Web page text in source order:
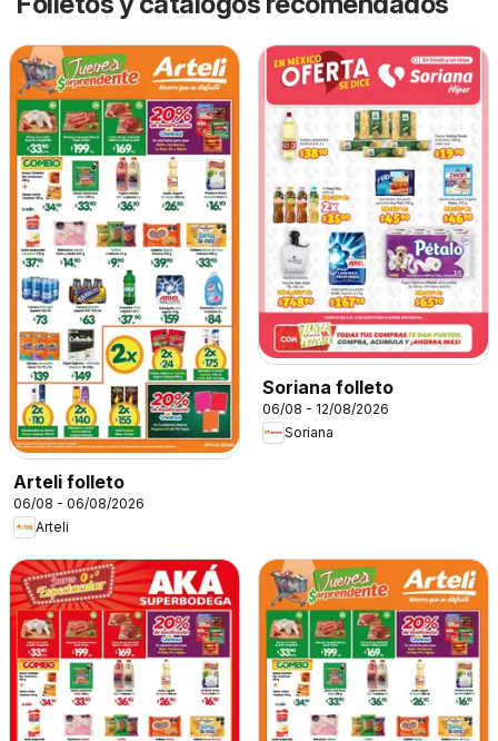
Arteli folleto
06/08 - 06/08/2026
Arteli
Soriana folleto
06/08 - 12/08/2026
Soriana